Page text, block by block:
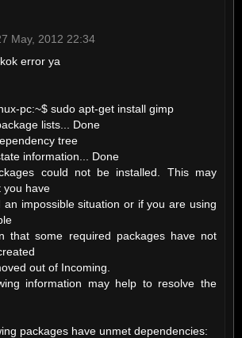
May, 2012 22:34
error ya
pc:~$ sudo apt-get install gimp
lists... Done
tree
information... Done
could not be installed. This may
you have
an impossible situation or if you are using
that some required packages have not
out of Incoming.
information may help to resolve the
packages have unmet dependencies: